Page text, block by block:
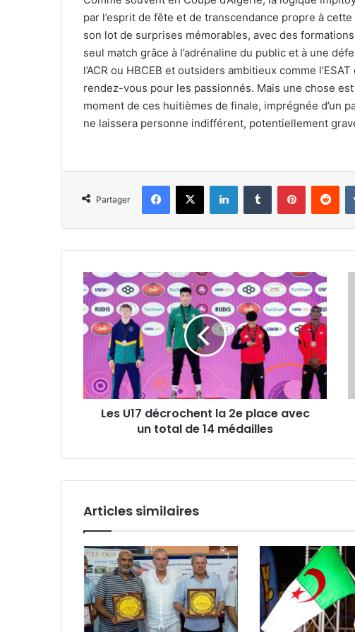
par l’esprit de fête et de transcendance propre à
son lot de surprises mémorables, avec des
seul match grâce à l’adrénaline du public et à une
l’ACR ou HBCEB et outsiders ambitieux comme
rendez-vous pour les passionnés. Mais une chose
moment de ces huitièmes de finale, imprégnée d’un
ne laissera personne indifférent, potentiellement
Partager
Facebook
X LinkedinTumblr Pinterest
Les
U17
décrochent
la
2e
un
total
Les U17 décrochent la 2e place avec
un total de 14 médailles
Articles similaires